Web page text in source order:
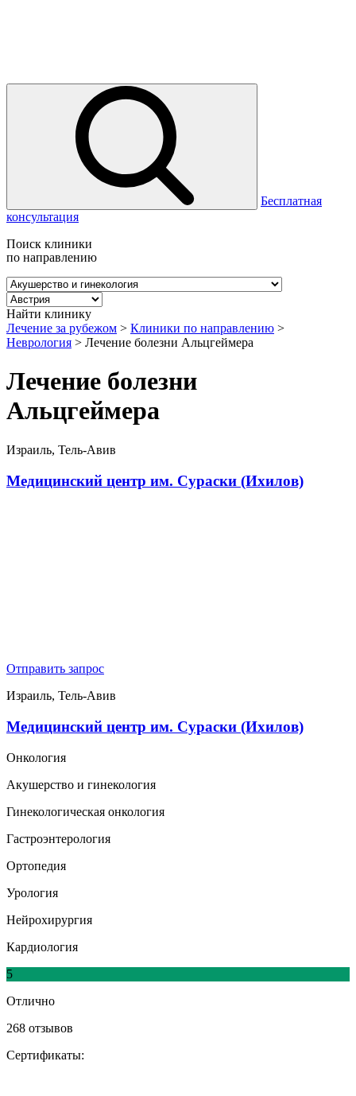
Бесплатная
консультация
Поиск клиники
по направлению
Найти клинику
Лечение за рубежом > Клиники по направлению >
Неврология > Лечение болезни Альцгеймера
Лечение болезни
Альцгеймера
Израиль, Тель-Авив
Медицинский центр им. Сураски (Ихилов)
Отправить запрос
Израиль, Тель-Авив
Медицинский центр им. Сураски (Ихилов)
Онкология
Акушерство и гинекология
Гинекологическая онкология
Гастроэнтерология
Ортопедия
Урология
Нейрохирургия
Кардиология
5
Отлично
268 отзывов
Сертификаты: